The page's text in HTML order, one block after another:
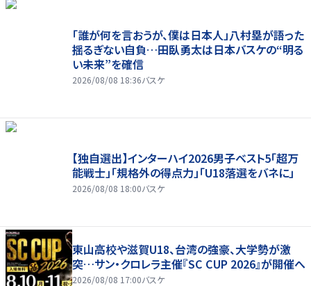
「誰が何を言おうが、僕は日本人」八村塁が語った
揺るぎない自負…田臥勇太は日本バスケの“明る
い未来”を確信
2026/08/08 18:36バスケ
【独自選出】インターハイ2026男子ベスト5「超万
能戦士」「規格外の得点力」「U18落選をバネに」
2026/08/08 18:00バスケ
東山高校や滋賀U18、台湾の強豪、大学勢が激
突…サン・クロレラ主催『SC CUP 2026』が開催へ
2026/08/08 17:00バスケ